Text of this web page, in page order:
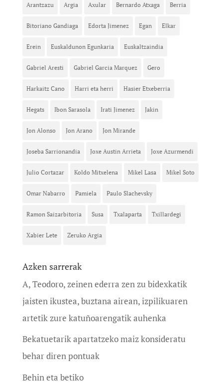
Arantzazu Argia Axular Bernardo Atxaga Berria
Bitoriano Gandiaga Edorta Jimenez Egan Elkar
Erein Euskaldunon Egunkaria Euskaltzaindia
Gabriel Aresti Gabriel Garcia Marquez Gero
Harkaitz Cano Harri eta herri Hasier Etxeberria
Hegats Ibon Sarasola Irati Jimenez Jakin
Jon Alonso Jon Arano Jon Mirande
Joseba Sarrionandia Joxe Austin Arrieta Joxe Azurmendi
Julio Cortazar Koldo Mitxelena Mikel Lasa Mikel Soto
Omar Nabarro Pamiela Paulo Slachevsky
Ramon Saizarbitoria Susa Txalaparta Txillardegi
Xabier Lete Zeruko Argia
Azken sarrerak
A, Teodoro, zeinen ederra zen zu bidexkatik
jaisten ikustea, buztana airean, izpilikuaren
artetik zure katuñoarengatik auhenka
Bekatuetarik apartatzeko maiz konsideratu
behar diren pontuak
Behin eta betiko